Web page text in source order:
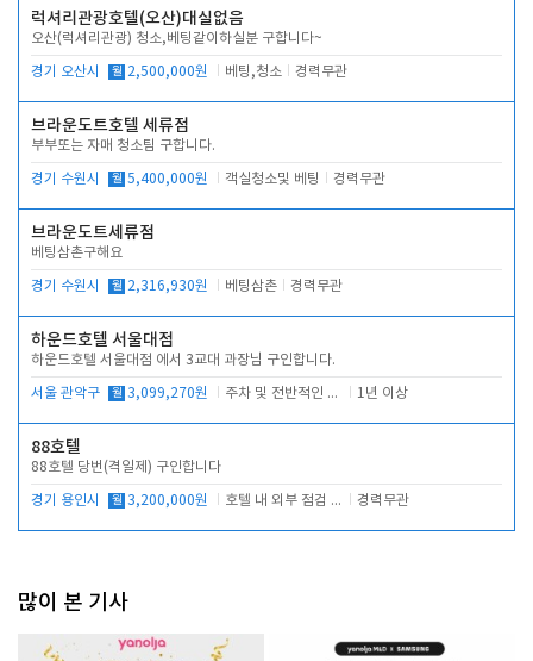
럭셔리관광호텔(오산)대실없음
오산(럭셔리관광) 청소,베팅같이하실분 구합니다~
경기 오산시 월 2,500,000원 베팅,청소 경력무관
브라운도트호텔 세류점
부부또는 자매 청소팀 구합니다.
경기 수원시 월 5,400,000원 객실청소및 베팅 경력무관
브라운도트세류점
베팅삼촌구해요
경기 수원시 월 2,316,930원 베팅삼촌 경력무관
하운드호텔 서울대점
하운드호텔 서울대점 에서 3교대 과장님 구인합니다.
서울 관악구 월 3,099,270원 주차 및 전반적인 당번업무 1년 이상
88호텔
88호텔 당번(격일제) 구인합니다
경기 용인시 월 3,200,000원 호텔 내 외부 점검 및 프런트 운영 경력무관
많이 본 기사